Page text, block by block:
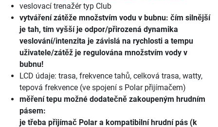
veslovací trenažér typ Club
vytváření zátěže množstvím vodu v bubnu: čím silnější
je tah, tím vyšší je odpor/přirozená dynamika
veslování/intenzita je závislá na rychlosti a tempu
uživatele/zátěž je regulována množstvím vody v
bubnu!
LCD údaje: trasa, frekvence tahů, celková trasa, watty,
tepová frekvence (ve spojení s Polar přijímačem)
měření tepu možné dodatečně zakoupeným hrudním
pásem:
je třeba přijímač Polar a kompatibilní hrudní pás (k